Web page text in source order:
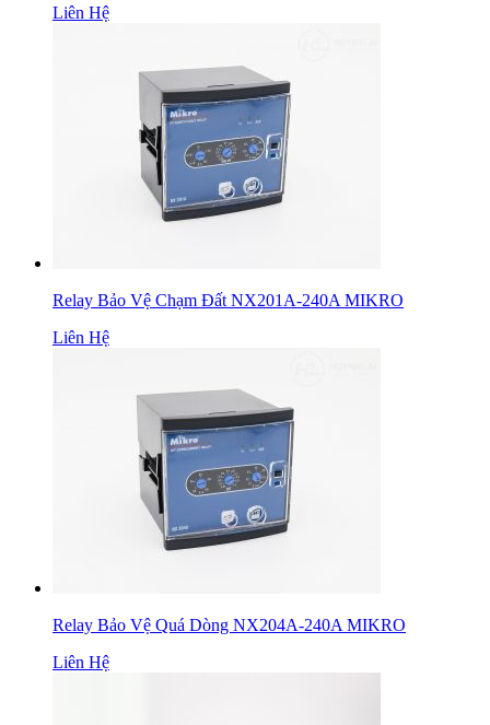
Liên Hệ
Relay Bảo Vệ Chạm Đất NX201A-240A MIKRO
Liên Hệ
Relay Bảo Vệ Quá Dòng NX204A-240A MIKRO
Liên Hệ